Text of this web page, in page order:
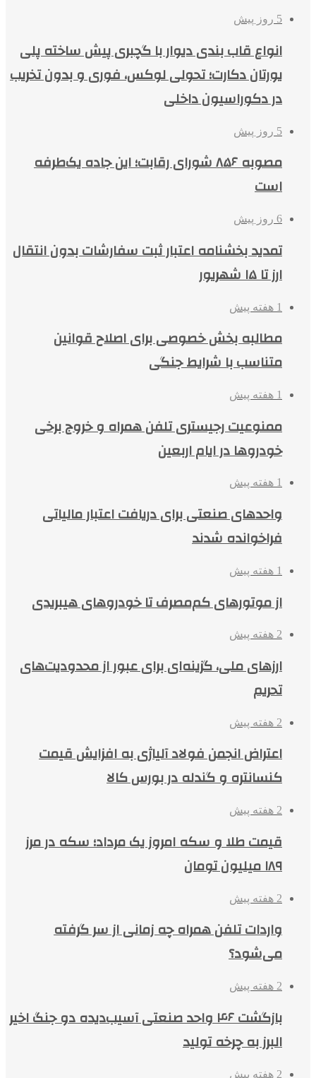
5 روز پیش
انواع قاب بندی دیوار با گچبری پیش ساخته پلی
یورتان دکارت؛ تحولی لوکس، فوری و بدون تخریب
در دکوراسیون داخلی
5 روز پیش
مصوبه ۸۵۶ شورای رقابت؛ این جاده یک‌طرفه
است
6 روز پیش
تمدید بخشنامه اعتبار ثبت سفارشات بدون انتقال
ارز تا ۱۵ شهریور
1 هفته پیش
مطالبه بخش خصوصی برای اصلاح قوانین
متناسب با شرایط جنگی
1 هفته پیش
ممنوعیت رجیستری تلفن همراه و خروج برخی
خودروها در ایام اربعین
1 هفته پیش
واحدهای صنعتی برای دریافت اعتبار مالیاتی
فراخوانده شدند
1 هفته پیش
از موتورهای کم‌مصرف تا خودروهای هیبریدی
2 هفته پیش
ارزهای ملی، گزینه‌ای برای عبور از محدودیت‌های
تحریم
2 هفته پیش
اعتراض انجمن فولاد آلیاژی به افزایش قیمت
کنسانتره و گندله در بورس کالا
2 هفته پیش
قیمت طلا و سکه امروز یک مرداد؛ سکه در مرز
۱۸۹ میلیون تومان
2 هفته پیش
واردات تلفن همراه چه زمانی از سر گرفته
می‌شود؟
2 هفته پیش
بازگشت ۴۶ واحد صنعتی آسیب‌دیده دو جنگ اخیر
البرز به چرخه تولید
2 هفته پیش